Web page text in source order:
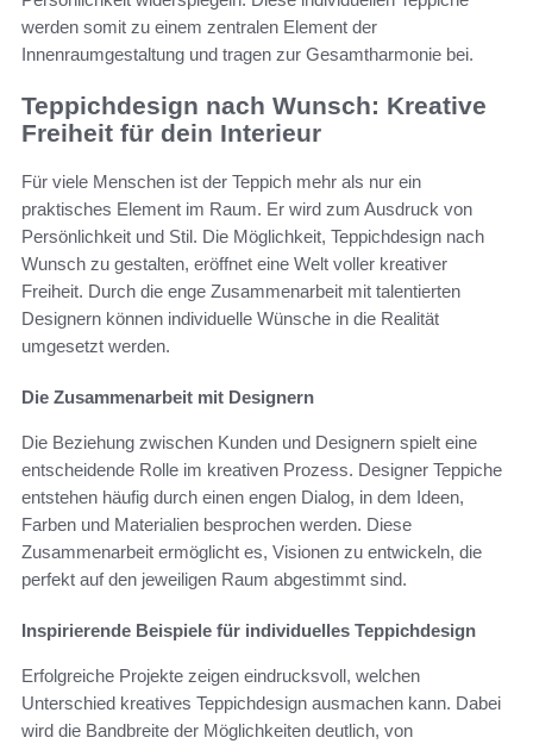
werden somit zu einem zentralen Element der
Innenraumgestaltung und tragen zur Gesamtharmonie bei.
Teppichdesign nach Wunsch: Kreative
Freiheit für dein Interieur
Für viele Menschen ist der Teppich mehr als nur ein
praktisches Element im Raum. Er wird zum Ausdruck von
Persönlichkeit und Stil. Die Möglichkeit, Teppichdesign nach
Wunsch zu gestalten, eröffnet eine Welt voller kreativer
Freiheit. Durch die enge Zusammenarbeit mit talentierten
Designern können individuelle Wünsche in die Realität
umgesetzt werden.
Die Zusammenarbeit mit Designern
Die Beziehung zwischen Kunden und Designern spielt eine
entscheidende Rolle im kreativen Prozess. Designer Teppiche
entstehen häufig durch einen engen Dialog, in dem Ideen,
Farben und Materialien besprochen werden. Diese
Zusammenarbeit ermöglicht es, Visionen zu entwickeln, die
perfekt auf den jeweiligen Raum abgestimmt sind.
Inspirierende Beispiele für individuelles Teppichdesign
Erfolgreiche Projekte zeigen eindrucksvoll, welchen
Unterschied kreatives Teppichdesign ausmachen kann. Dabei
wird die Bandbreite der Möglichkeiten deutlich, von